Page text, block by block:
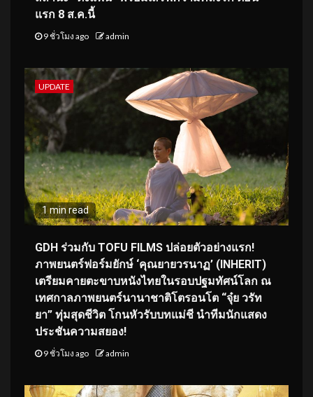
แรก 8 ส.ค.นี้
9 ชั่วโมง ago admin
UPDATE
1 min read
GDH ร่วมกับ TOFU FILMS ปล่อยตัวอย่างแรก!
ภาพยนตร์ฟอร์มยักษ์ ‘คุณยายวรนาฏ’ (INHERIT)
เตรียมคายตะขาบหนังไทยในรอบปฐมทัศน์โลก ณ
เทศกาลภาพยนตร์นานาชาติโตรอนโต “จุ๋ย วรัท
ยา” ทุ่มสุดชีวิต โกนหัวรับบทแม่ชี นำทีมนักแสดง
ประชันความสยอง!
9 ชั่วโมง ago admin